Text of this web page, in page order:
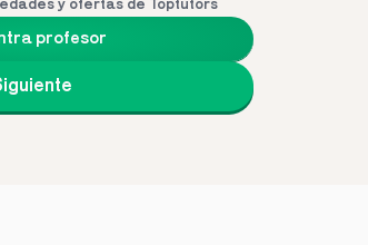
y ofertas de Toptutors
profesor